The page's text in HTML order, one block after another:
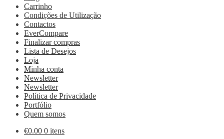
Carrinho
Condições de Utilização
Contactos
EverCompare
Finalizar compras
Lista de Desejos
Loja
Minha conta
Newsletter
Newsletter
Política de Privacidade
Portfólio
Quem somos
€0.00 0 itens